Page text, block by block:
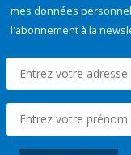
mes données
l'abonnement à la